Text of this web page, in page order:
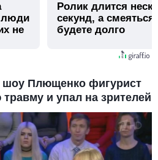
люди
не
Ролик длится
секунд, а
будете долго
шоу Плющенко фигурист
и упал на зрителей